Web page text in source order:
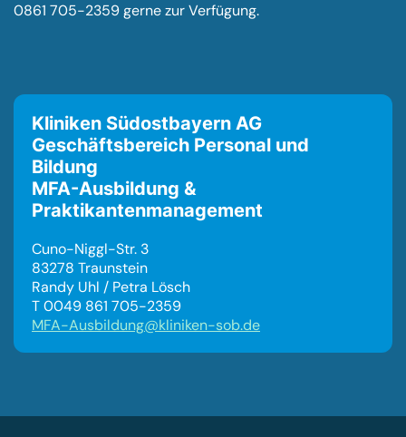
0861 705-2359 gerne zur Verfügung.
Kliniken Südostbayern AG
Geschäftsbereich Personal und
Bildung
MFA-Ausbildung &
Praktikantenmanagement
Cuno-Niggl-Str. 3
83278 Traunstein
Randy Uhl / Petra Lösch
T 0049 861 705-2359
MFA-Ausbildung@kliniken-sob.de